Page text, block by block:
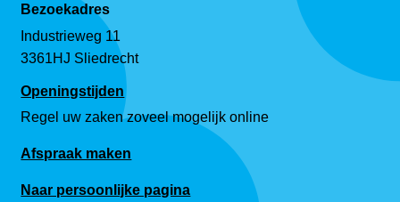
Bezoekadres
Industrieweg 11
3361HJ Sliedrecht
Openingstijden
Regel uw zaken zoveel mogelijk online
Afspraak maken
Naar persoonlijke pagina